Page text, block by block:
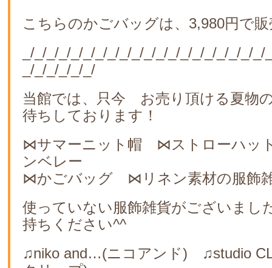
こちらのかごバッグは、3,980円で
_/_/_/_/_/_/_/_/_/_/_/_/_/_/_/_/_/_/_/
_/_/_/_/_/_/
当館では、只今 お売り頂ける夏物
待ちしております！
⋈サマーニット帽 ⋈ストローハ
ンベレー
⋈かごバッグ ⋈リネン素材の服飾
使っていない服飾雑貨がございまし
持ちください^^
♫niko and…(ニコアンド) ♫studio